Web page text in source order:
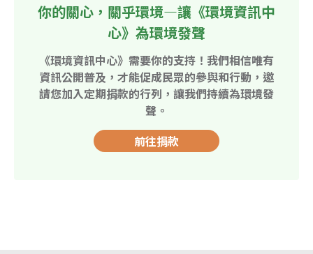
你的關心，關乎環境—讓《環境資訊中
心》為環境發聲
《環境資訊中心》需要你的支持！我們相信唯有
資訊公開普及，才能促成民眾的參與和行動，邀
請您加入定期捐款的行列，讓我們持續為環境發
聲。
前往捐款